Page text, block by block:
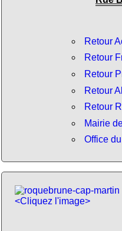
Retour
Retour
Retour
Retour
Retour
Mairie
Office
<Cliquez l'image>